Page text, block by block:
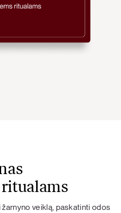
veiklą, paskatinti odos